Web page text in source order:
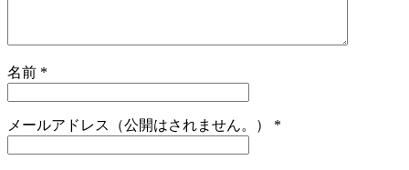
名前 *
メールアドレス（公開はされません。） *